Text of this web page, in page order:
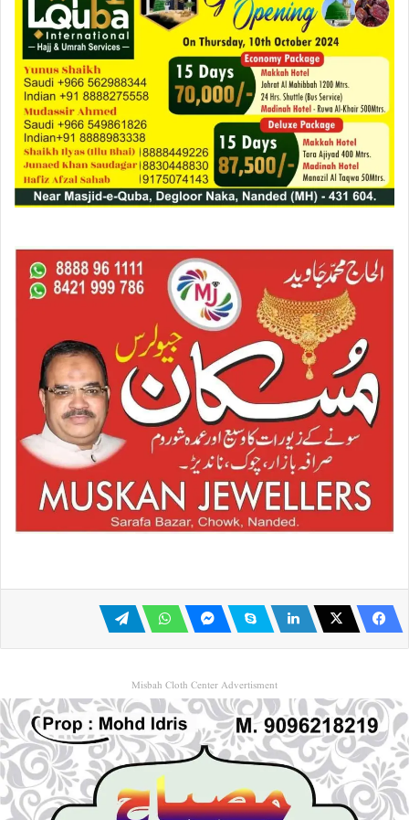
Misbah Cloth Center Advertisment